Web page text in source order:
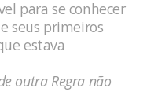
para se conhecer
seus primeiros
estava
outra Regra não